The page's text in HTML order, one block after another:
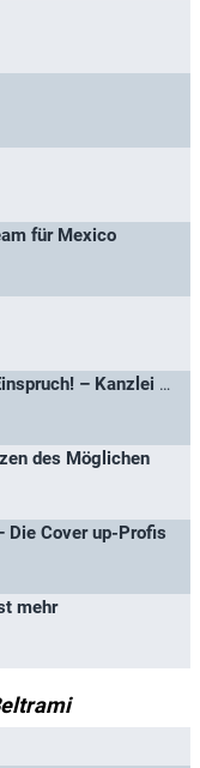
für Mexico
Practice - Die Anwälte / Einspruch! – Kanzlei Donnell & Partner
des Möglichen
Die Cover up-Profis
mehr